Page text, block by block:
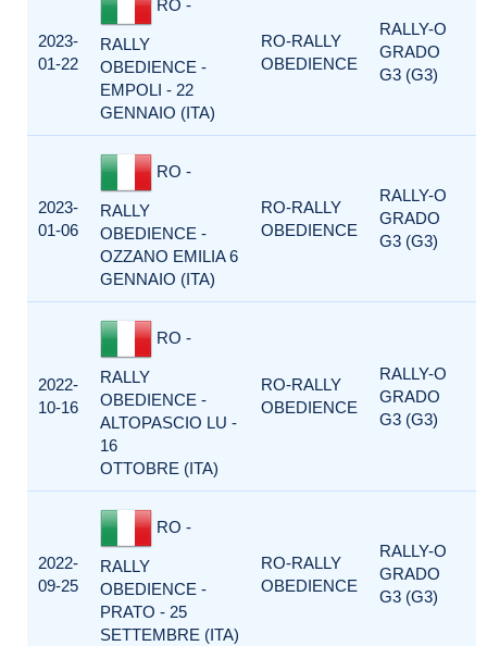
2023-
01-22
RO -
RALLY
OBEDIENCE -
EMPOLI - 22
GENNAIO (ITA)
RO-RALLY
OBEDIENCE
RALLY-O
GRADO
G3 (G3)
2023-
01-06
RO -
RALLY
OBEDIENCE -
OZZANO EMILIA 6
GENNAIO (ITA)
RO-RALLY
OBEDIENCE
RALLY-O
GRADO
G3 (G3)
2022-
10-16
RO -
RALLY
OBEDIENCE -
ALTOPASCIO LU -
16
OTTOBRE (ITA)
RO-RALLY
OBEDIENCE
RALLY-O
GRADO
G3 (G3)
2022-
09-25
RO -
RALLY
OBEDIENCE -
PRATO - 25
SETTEMBRE (ITA)
RO-RALLY
OBEDIENCE
RALLY-O
GRADO
G3 (G3)